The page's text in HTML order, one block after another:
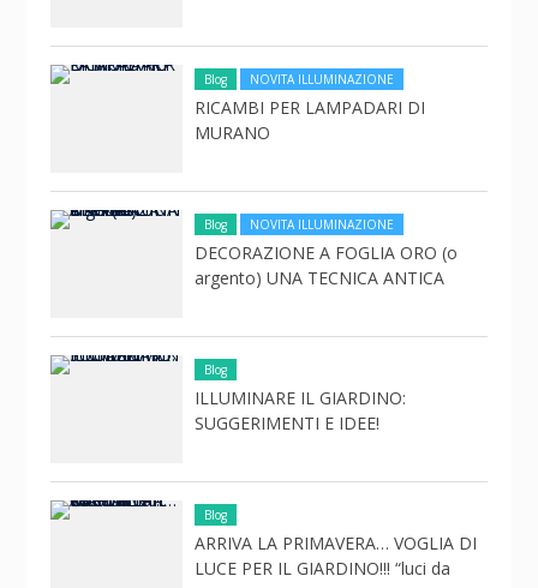
Blog NOVITA ILLUMINAZIONE
RICAMBI PER LAMPADARI DI
MURANO
Blog NOVITA ILLUMINAZIONE
DECORAZIONE A FOGLIA ORO (o
argento) UNA TECNICA ANTICA
Blog
ILLUMINARE IL GIARDINO:
SUGGERIMENTI E IDEE!
Blog
ARRIVA LA PRIMAVERA… VOGLIA DI
LUCE PER IL GIARDINO!!! “luci da